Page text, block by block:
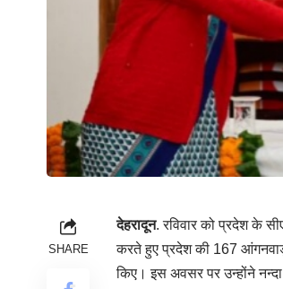
SHARE
देहरादून. रविवार को प्रदेश के
करते हुए प्रदेश की 167
किए। इस अवसर पर उन्होंने नन्दा